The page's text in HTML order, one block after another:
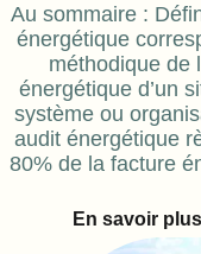
Au sommaire :
énergétique
méthodique de
énergétique d’un
système ou
audit énergétique
80% de la facture
En savoir